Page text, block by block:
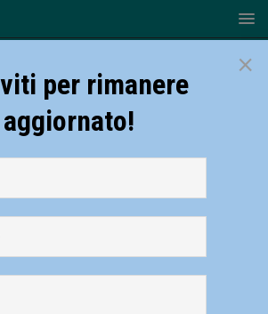
×
per rimanere
aggiornato!